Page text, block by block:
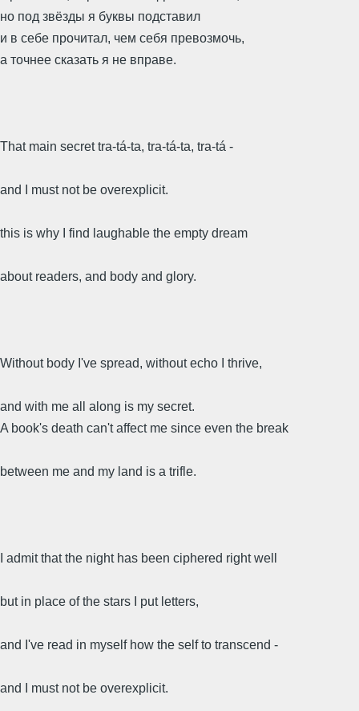
но под звёзды я буквы подставил
и в себе прочитал, чем себя превозмочь,
а точнее сказать я не вправе.
That main secret tra-tá-ta, tra-tá-ta, tra-tá -
and I must not be overexplicit.
this is why I find laughable the empty dream
about readers, and body and glory.
Without body I've spread, without echo I thrive,
and with me all along is my secret.
A book's death can't affect me since even the break
between me and my land is a trifle.
I admit that the night has been ciphered right well
but in place of the stars I put letters,
and I've read in myself how the self to transcend -
and I must not be overexplicit.